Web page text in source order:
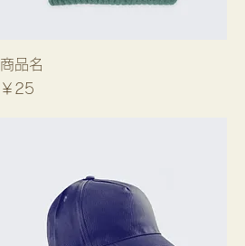
商品名
価格
￥25